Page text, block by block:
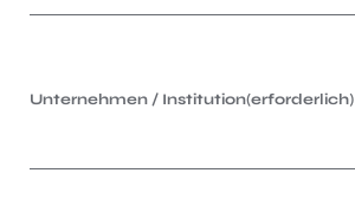
Unternehmen / Institution(erforderlich)